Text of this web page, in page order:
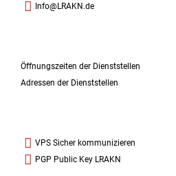
Info@LRAKN.de
Öffnungszeiten der Dienststellen
Adressen der Dienststellen
VPS Sicher kommunizieren
PGP Public Key LRAKN